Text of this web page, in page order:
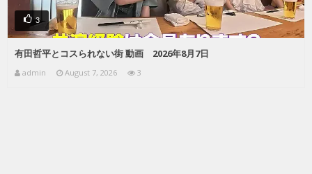
3
有田哲平とコスられない街 動画 2026年8月7日
admin August 7, 2026 3